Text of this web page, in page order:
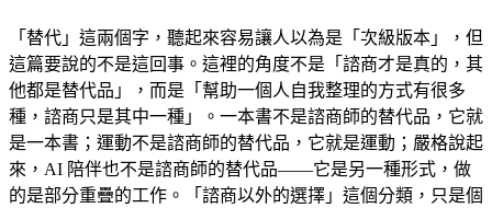
「替代」這兩個字，聽起來容易讓人以為是「次級版本」，但
這篇要說的不是這回事。這裡的角度不是「諮商才是真的，其
他都是替代品」，而是「幫助一個人自我整理的方式有很多
種，諮商只是其中一種」。一本書不是諮商師的替代品，它就
是一本書；運動不是諮商師的替代品，它就是運動；嚴格說起
來，AI 陪伴也不是諮商師的替代品——它是另一種形式，做
的是部分重疊的工作。「諮商以外的選擇」這個分類，只是個